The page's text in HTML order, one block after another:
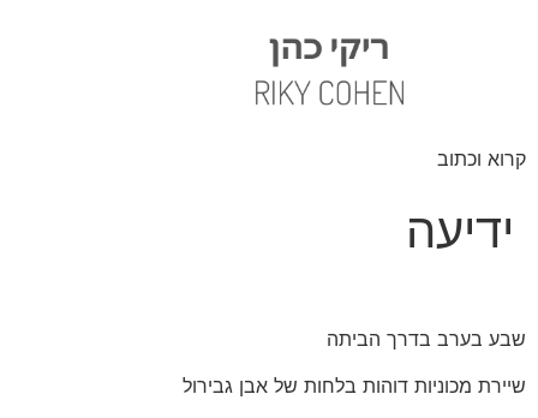
קרוא וכתוב
ידיעה
שבע בערב בדרך הביתה
שיירת מכוניות דוהות בלחות של אבן גבירול